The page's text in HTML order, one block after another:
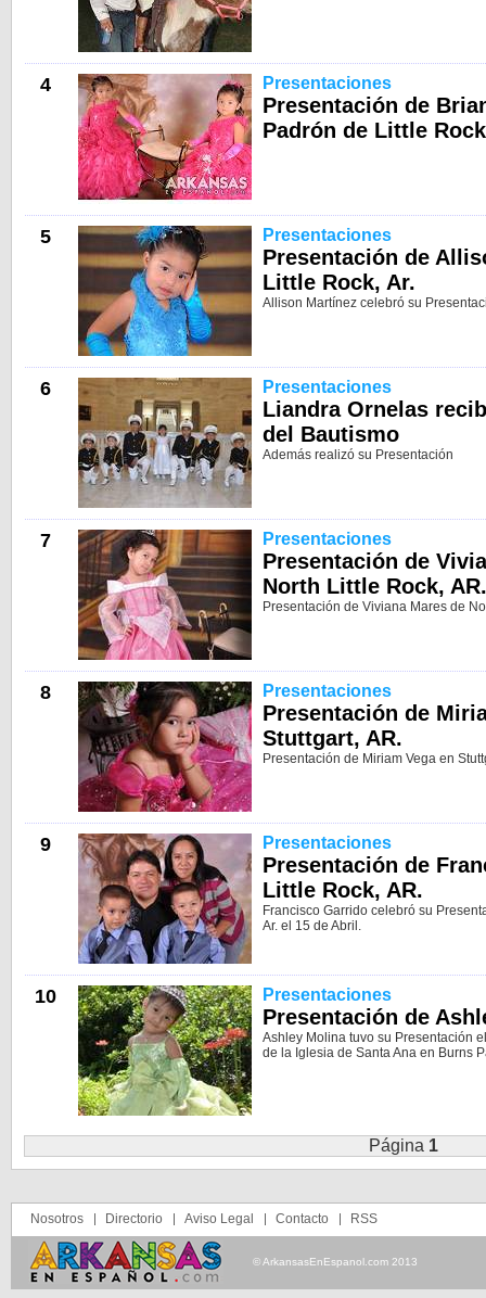
4 Presentaciones
Presentación de
Padrón de Little
5 Presentaciones
Presentación de
Little Rock, Ar.
Allison Martínez celebró su
6 Presentaciones
Liandra Ornelas
del Bautismo
Además realizó su Presentación
7 Presentaciones
Presentación de
North Little Rock, AR.
Presentación de Viviana Mares de
8 Presentaciones
Presentación de
Stuttgart, AR.
Presentación de Miriam Vega en
9 Presentaciones
Presentación de
Little Rock, AR.
Francisco Garrido celebró su
Ar. el 15 de Abril.
10 Presentaciones
Presentación de
Ashley Molina tuvo su Presentación
de la Iglesia de Santa Ana en Burns
Página 1
Nosotros Directorio Aviso Legal Contacto RSS
© ArkansasEnEspanol.com 2013